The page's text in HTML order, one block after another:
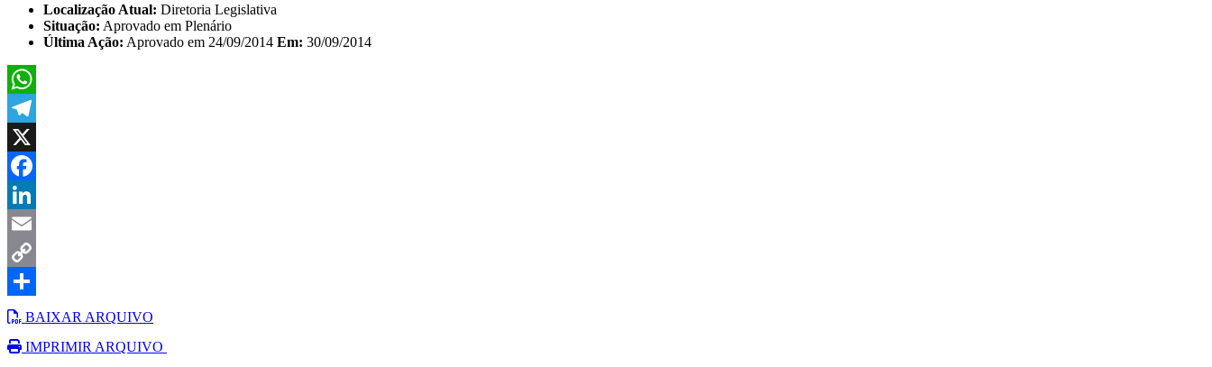
Localização Atual: Diretoria Legislativa
Situação: Aprovado em Plenário
Última Ação: Aprovado em 24/09/2014 Em: 30/09/2014
WhatsApp
Telegram
X
Facebook
LinkedIn
Email
Copy
Link
ShareBAIXAR ARQUIVO
IMPRIMIR ARQUIVO